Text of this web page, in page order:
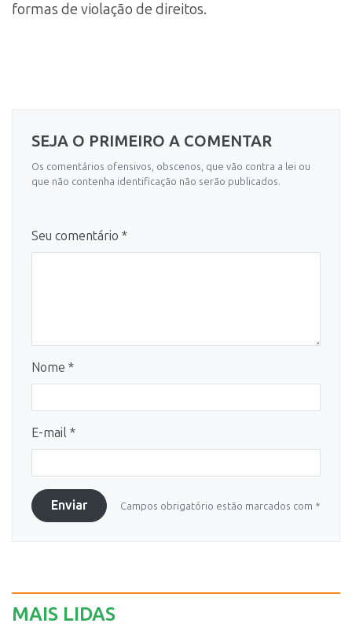
formas de violação de direitos.
SEJA O PRIMEIRO A COMENTAR
Os comentários ofensivos, obscenos, que vão contra a lei ou
que não contenha identificação não serão publicados.
Seu comentário *
Nome *
E-mail *
Enviar Campos obrigatório estão marcados com *
MAIS LIDAS